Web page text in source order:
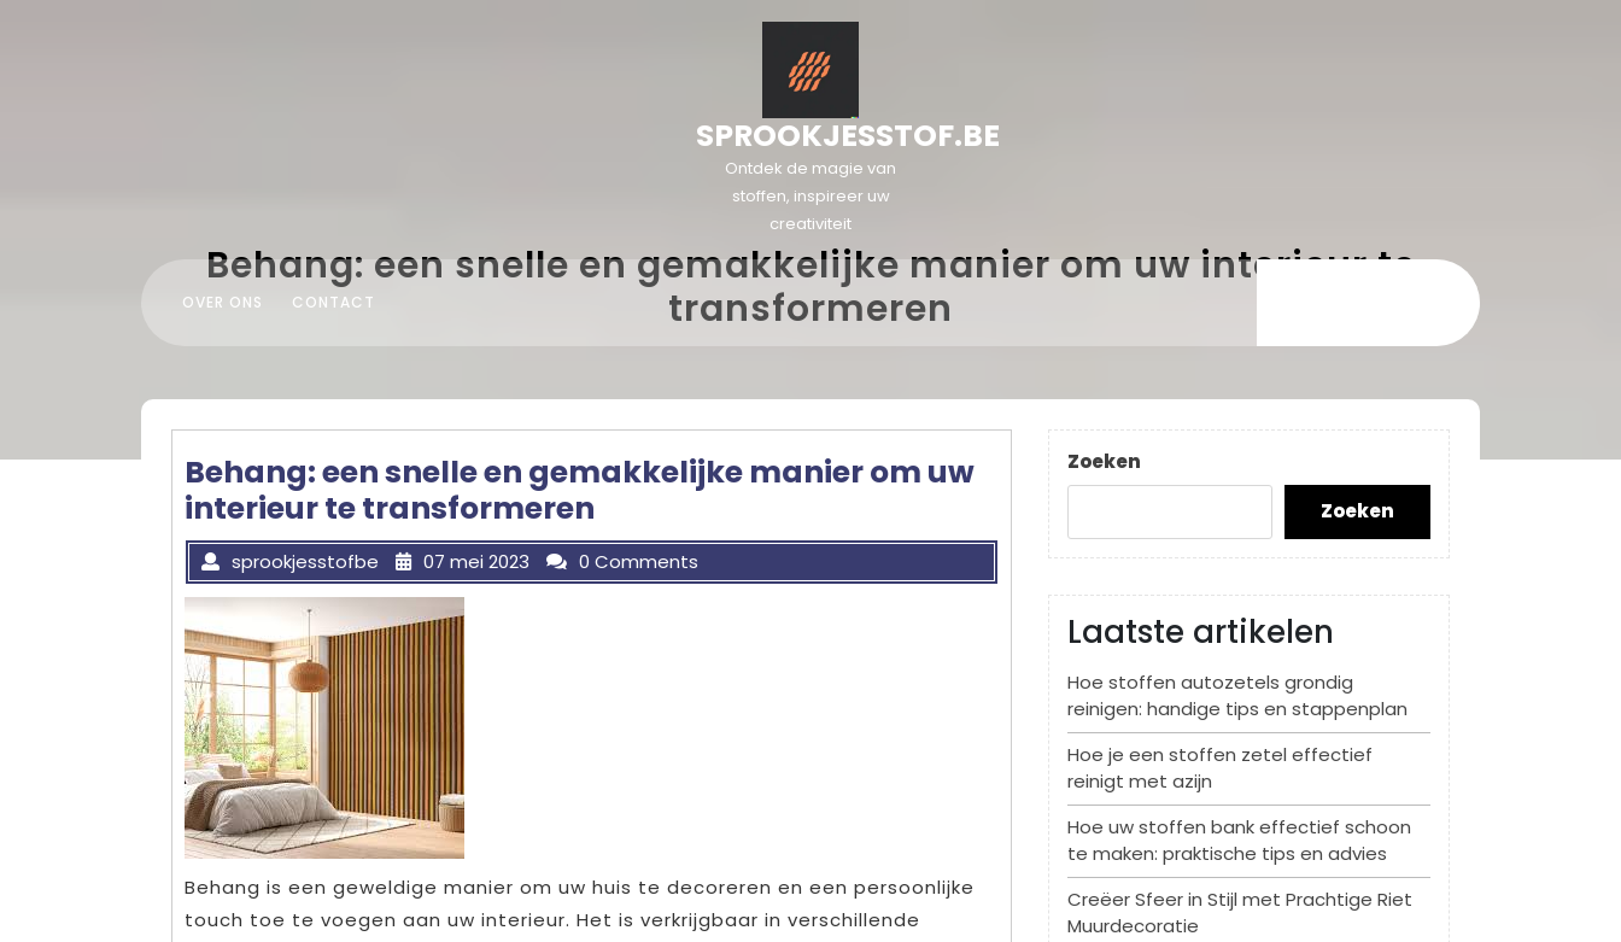
SPROOKJESSTOF.BE
Ontdek de magie van
stoffen, inspireer uw
creativiteit
OVER ONS CONTACT
Behang: een snelle en gemakkelijke manier om uw interieur te
transformeren
Behang: een snelle en gemakkelijke manier om uw
interieur te transformeren
sprookjesstofbe 07 mei 2023 0 Comments
Behang is een geweldige manier om uw huis te decoreren en een persoonlijke
touch toe te voegen aan uw interieur. Het is verkrijgbaar in verschillende
Zoeken
Zoeken
Laatste artikelen
Hoe stoffen autozetels grondig
reinigen: handige tips en stappenplan
Hoe je een stoffen zetel effectief
reinigt met azijn
Hoe uw stoffen bank effectief schoon
te maken: praktische tips en advies
Creëer Sfeer in Stijl met Prachtige Riet
Muurdecoratie